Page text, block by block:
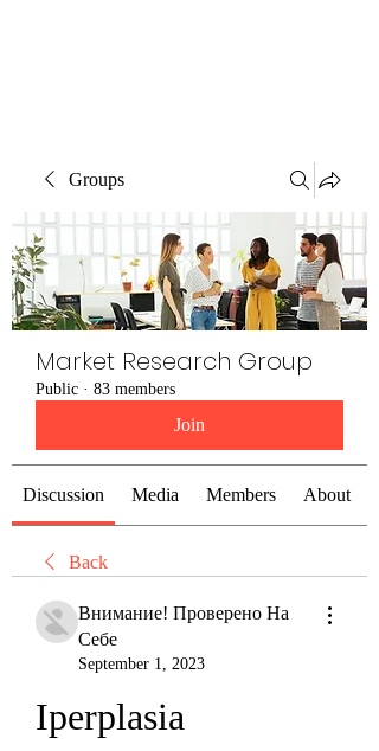
Groups
Market Research Group
Public · 83 members
Join
Discussion Media Members About
Back
Внимание! Проверено На
Себе
September 1, 2023
Iperplasia